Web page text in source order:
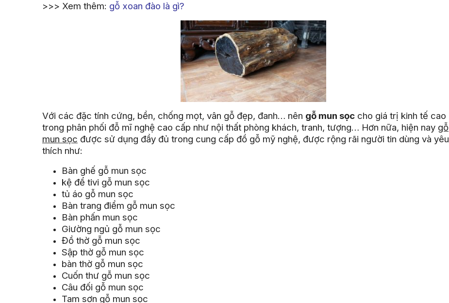
>>> Xem thêm: gỗ xoan đào là gì?
Với các đặc tính cứng, bền, chống mọt, vân gỗ đẹp, đanh… nên gỗ mun sọc cho giá trị kinh tế cao
trong phân phối đỗ mĩ nghệ cao cấp như nội thất phòng khách, tranh, tượng… Hơn nữa, hiện nay gỗ
mun sọc được sử dụng đầy đủ trong cung cấp đồ gỗ mỹ nghệ, được rộng rãi người tin dùng và yêu
thích như:
Bàn ghế gỗ mun sọc
kệ để tivi gỗ mun sọc
tủ áo gỗ mun sọc
Bàn trang điểm gỗ mun sọc
Bàn phấn mun sọc
Giường ngủ gỗ mun sọc
Đồ thờ gỗ mun sọc
Sập thờ gỗ mun sọc
bàn thờ gỗ mun sọc
Cuốn thư gỗ mun sọc
Câu đối gỗ mun sọc
Tam sơn gỗ mun sọc